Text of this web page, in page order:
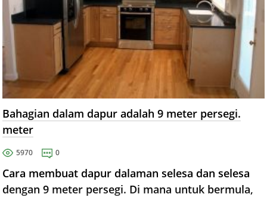
Bahagian dalam dapur adalah 9 meter persegi.
meter
5970 0
Cara membuat dapur dalaman selesa dan selesa
dengan 9 meter persegi. Di mana untuk bermula,